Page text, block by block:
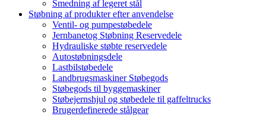
Smedning af legeret stål
Støbning af produkter efter anvendelse
Ventil- og pumpestøbedele
Jernbanetog Støbning Reservedele
Hydrauliske støbte reservedele
Autostøbningsdele
Lastbilstøbedele
Landbrugsmaskiner Støbegods
Støbegods til byggemaskiner
Støbejernshjul og støbedele til gaffeltrucks
Brugerdefinerede stålgear